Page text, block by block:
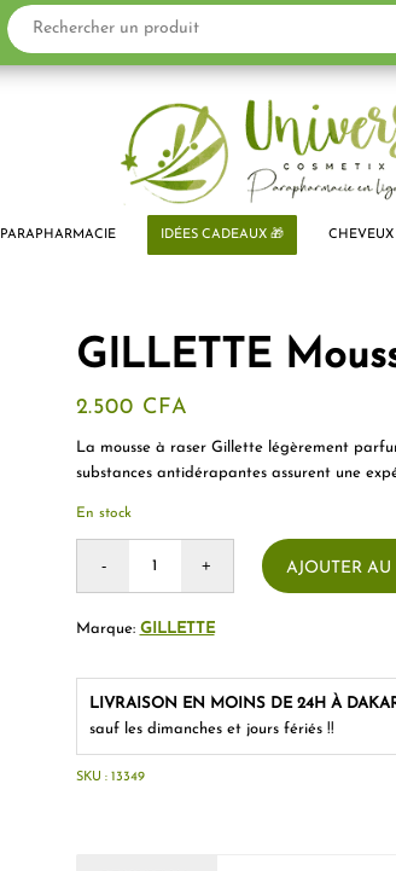
PARAPHARMACIE IDÉES CADEAUX 🎁 CHEVEUX
GILLETTE
2.500 CFA
La mousse à raser Gillette légèrement
substances antidérapantes assurent une
En stock
AJOUTER AU
Marque: GILLETTE
LIVRAISON EN MOINS DE 24H À
sauf les dimanches et jours fériés !!
SKU : 13349